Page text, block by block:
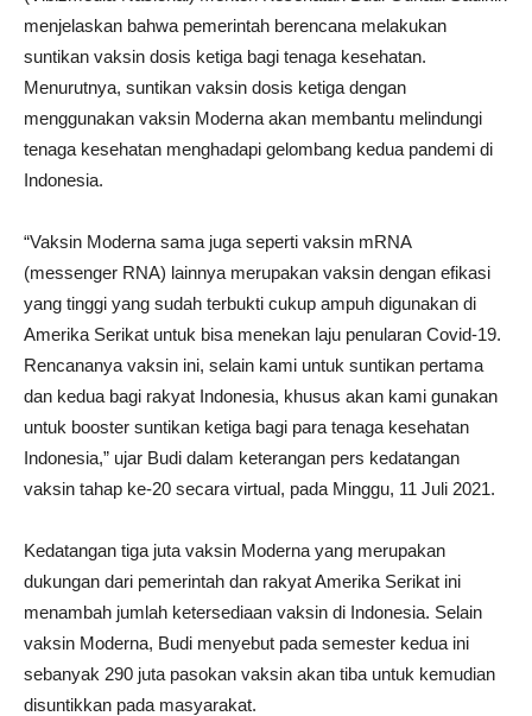
menjelaskan bahwa pemerintah berencana melakukan
suntikan vaksin dosis ketiga bagi tenaga kesehatan.
Menurutnya, suntikan vaksin dosis ketiga dengan
menggunakan vaksin Moderna akan membantu melindungi
tenaga kesehatan menghadapi gelombang kedua pandemi di
Indonesia.
“Vaksin Moderna sama juga seperti vaksin mRNA
(messenger RNA) lainnya merupakan vaksin dengan efikasi
yang tinggi yang sudah terbukti cukup ampuh digunakan di
Amerika Serikat untuk bisa menekan laju penularan Covid-19.
Rencananya vaksin ini, selain kami untuk suntikan pertama
dan kedua bagi rakyat Indonesia, khusus akan kami gunakan
untuk booster suntikan ketiga bagi para tenaga kesehatan
Indonesia,” ujar Budi dalam keterangan pers kedatangan
vaksin tahap ke-20 secara virtual, pada Minggu, 11 Juli 2021.
Kedatangan tiga juta vaksin Moderna yang merupakan
dukungan dari pemerintah dan rakyat Amerika Serikat ini
menambah jumlah ketersediaan vaksin di Indonesia. Selain
vaksin Moderna, Budi menyebut pada semester kedua ini
sebanyak 290 juta pasokan vaksin akan tiba untuk kemudian
disuntikkan pada masyarakat.